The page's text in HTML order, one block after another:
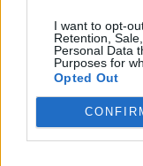
I want to opt-
Retention,
Personal Data
Purposes for
Opted Out